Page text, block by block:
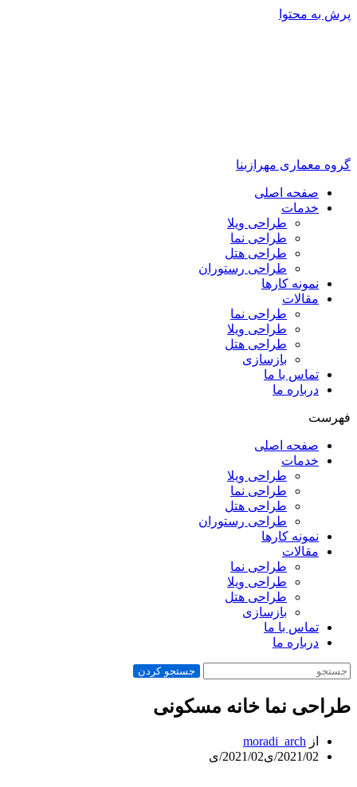
پرش به محتوا
گروه معماری مهرازبنا
صفحه اصلی
خدمات
طراحی ویلا
طراحی نما
طراحی هتل
طراحی رستوران
نمونه کارها
مقالات
طراحی نما
طراحی ویلا
طراحی هتل
بازسازی
تماس با ما
درباره ما
فهرست
صفحه اصلی
خدمات
طراحی ویلا
طراحی نما
طراحی هتل
طراحی رستوران
نمونه کارها
مقالات
طراحی نما
طراحی ویلا
طراحی هتل
بازسازی
تماس با ما
درباره ما
جستجو کردن
طراحی نما خانه مسکونی
از moradi_arch
2021/02/ی
2021/02/ی